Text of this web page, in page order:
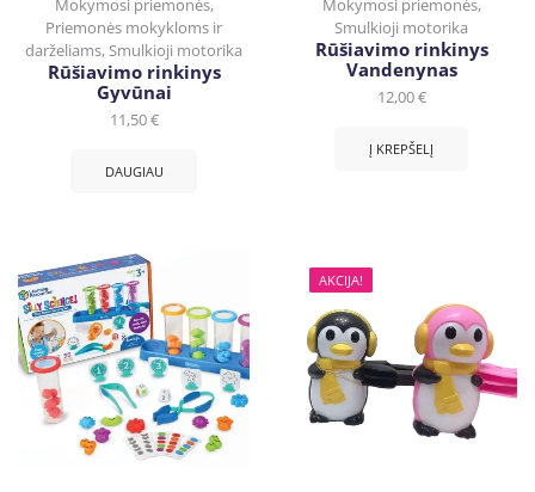
Mokymosi priemonės,
Priemonės mokykloms ir
darželiams,Smulkioji motorika
Rūšiavimo rinkinys
Gyvūnai
11,50€
DAUGIAU
Mokymosi priemonės,
Smulkioji motorika
Rūšiavimo rinkinys
Vandenynas
12,00€
Į KREPŠELĮ
AKCIJA!